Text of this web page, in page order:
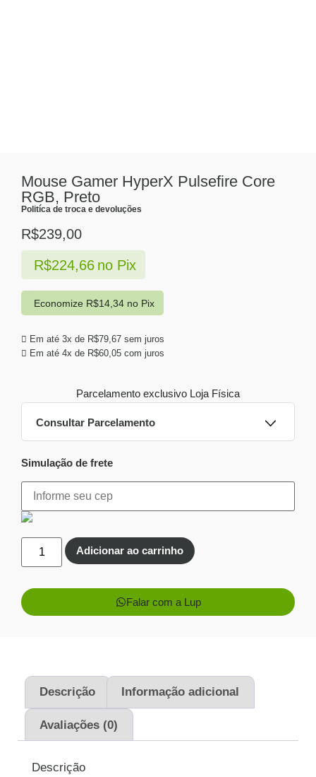
Mouse Gamer HyperX Pulsefire Core
RGB, Preto
Politíca de troca e devoluções
R$239,00
Em até 3x de R$79,67 sem juros
Em até 4x de R$60,05 com juros
R$224,66 no Pix
Economize R$14,34no Pix
Parcelamento exclusivo Loja Física
Consultar Parcelamento
Dinheiro ou PIX
Pix:R$ 224,66
Cartões de crédito:
juros
sem
juros
3x deR$
Simulação de frete
Adicionar ao carrinho
Falar com a Lup
Descrição Informação adicional
Avaliações (0)
Descrição